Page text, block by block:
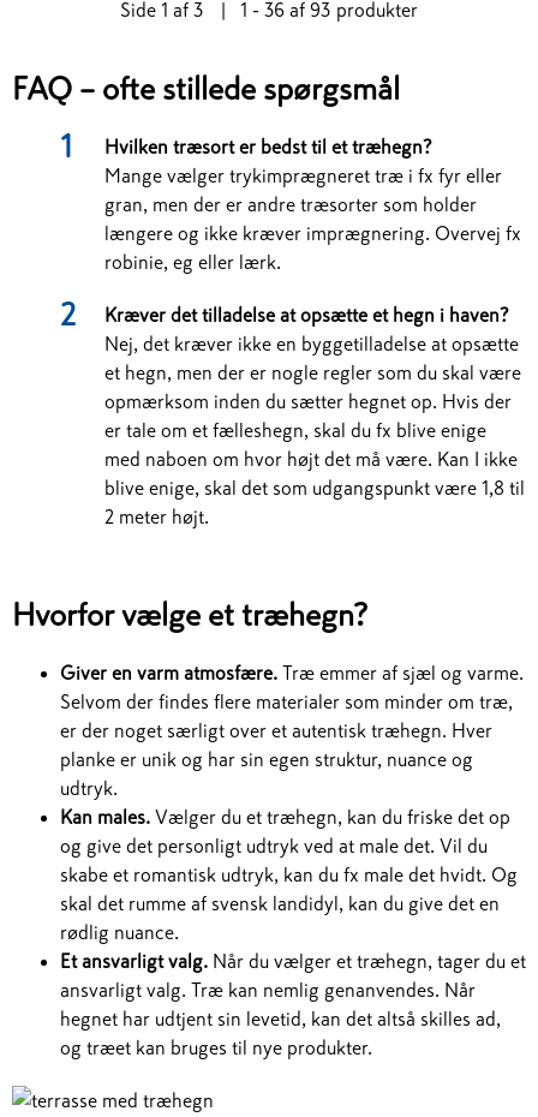
Side 1 af 3 1 - 36 af 93 produkter
FAQ – ofte stillede spørgsmål
Hvilken træsort er bedst til et træhegn?
Mange vælger trykimprægneret træ i fx fyr eller
gran, men der er andre træsorter som holder
længere og ikke kræver imprægnering. Overvej fx
robinie, eg eller lærk.
Kræver det tilladelse at opsætte et hegn i haven?
Nej, det kræver ikke en byggetilladelse at opsætte
et hegn, men der er nogle regler som du skal være
opmærksom inden du sætter hegnet op. Hvis der
er tale om et fælleshegn, skal du fx blive enige
med naboen om hvor højt det må være. Kan I ikke
blive enige, skal det som udgangspunkt være 1,8 til
2 meter højt.
Hvorfor vælge et træhegn?
Giver en varm atmosfære. Træ emmer af sjæl og varme.
Selvom der findes flere materialer som minder om træ,
er der noget særligt over et autentisk træhegn. Hver
planke er unik og har sin egen struktur, nuance og
udtryk.
Kan males. Vælger du et træhegn, kan du friske det op
og give det personligt udtryk ved at male det. Vil du
skabe et romantisk udtryk, kan du fx male det hvidt. Og
skal det rumme af svensk landidyl, kan du give det en
rødlig nuance.
Et ansvarligt valg. Når du vælger et træhegn, tager du et
ansvarligt valg. Træ kan nemlig genanvendes. Når
hegnet har udtjent sin levetid, kan det altså skilles ad,
og træet kan bruges til nye produkter.